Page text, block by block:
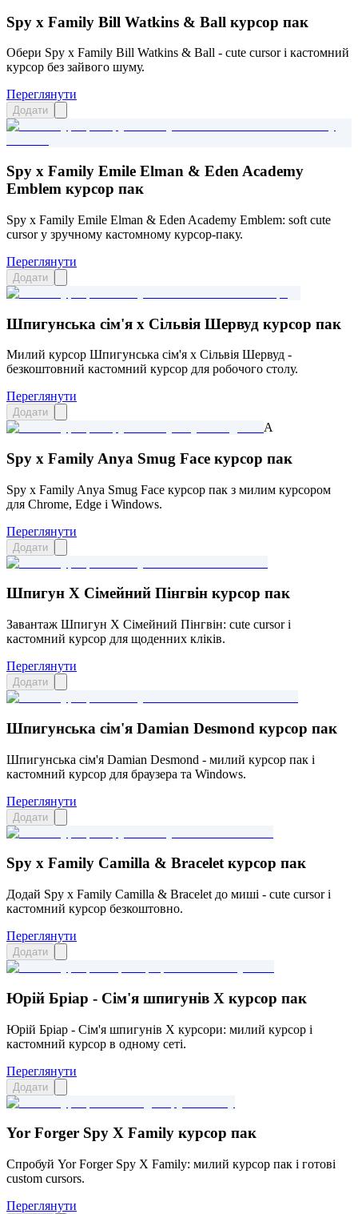
Spy x Family Bill Watkins & Ball курсор пак
Обери Spy x Family Bill Watkins & Ball - cute cursor і кастомний
курсор без зайвого шуму.
Переглянути
Додати
Spy x Family Emile Elman & Eden Academy
Emblem курсор пак
Spy x Family Emile Elman & Eden Academy Emblem: soft cute
cursor у зручному кастомному курсор-паку.
Переглянути
Додати
Шпигунська сім'я x Сільвія Шервуд курсор пак
Милий курсор Шпигунська сім'я x Сільвія Шервуд -
безкоштовний кастомний курсор для робочого столу.
Переглянути
Додати
A
Spy x Family Anya Smug Face курсор пак
Spy x Family Anya Smug Face курсор пак з милим курсором
для Chrome, Edge і Windows.
Переглянути
Додати
Шпигун X Сімейний Пінгвін курсор пак
Завантаж Шпигун X Сімейний Пінгвін: cute cursor і
кастомний курсор для щоденних кліків.
Переглянути
Додати
Шпигунська сім'я Damian Desmond курсор пак
Шпигунська сім'я Damian Desmond - милий курсор пак і
кастомний курсор для браузера та Windows.
Переглянути
Додати
Spy x Family Camilla & Bracelet курсор пак
Додай Spy x Family Camilla & Bracelet до миші - cute cursor і
кастомний курсор безкоштовно.
Переглянути
Додати
Юрій Бріар - Сім'я шпигунів X курсор пак
Юрій Бріар - Сім'я шпигунів X курсори: милий курсор і
кастомний курсор в одному сеті.
Переглянути
Додати
Yor Forger Spy X Family курсор пак
Спробуй Yor Forger Spy X Family: милий курсор пак і готові
custom cursors.
Переглянути